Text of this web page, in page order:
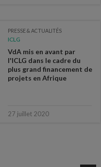
PRESSE & ACTUALITÉS
ICLG
VdA mis en avant par
l'ICLG dans le cadre du
plus grand financement de
projets en Afrique
27 juillet 2020